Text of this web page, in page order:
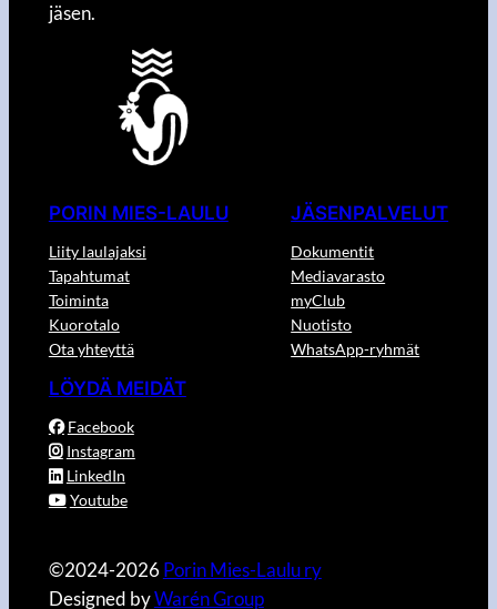
jäsen.
PORIN MIES-LAULU
Liity laulajaksi
Tapahtumat
Toiminta
Kuorotalo
Ota yhteyttä
JÄSENPALVELUT
Dokumentit
Mediavarasto
myClub
Nuotisto
WhatsApp-ryhmät
LÖYDÄ MEIDÄT
Facebook
Instagram
LinkedIn
Youtube
©2024-2026Porin Mies-Laulu ry
Designed byWarén Group